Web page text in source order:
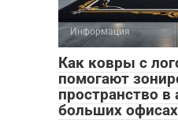
Информация
Как ковры с
помогают
пространство в
больших офисах